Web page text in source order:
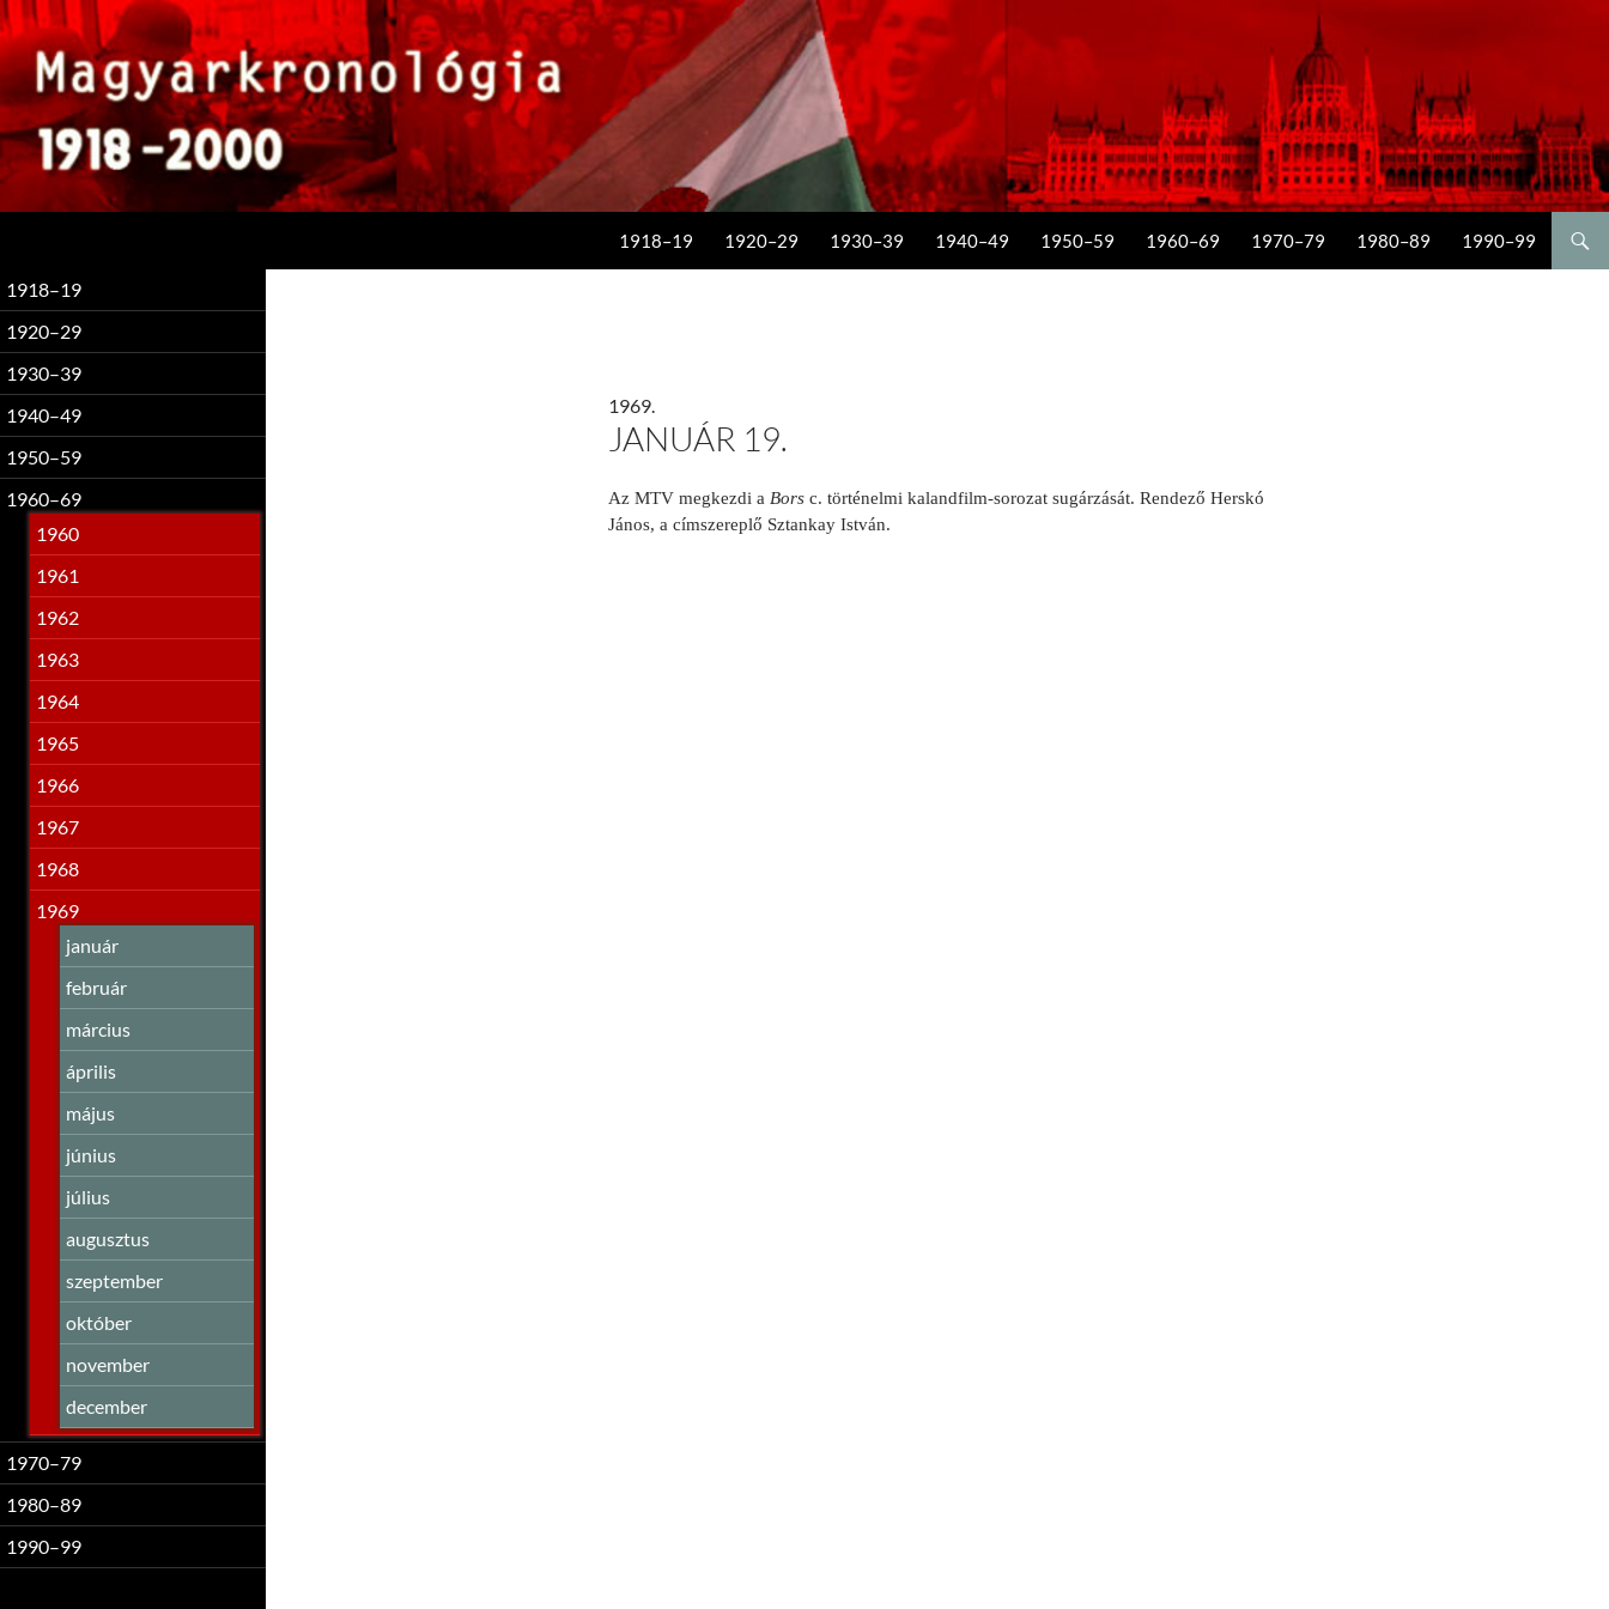
1918–19 1920–29 1930–39 1940–49 1950–59 1960–69 1970–79 1980–89 1990–99
1969.
JANUÁR 19.
Az MTV megkezdi a Bors c. történelmi kalandfilm-sorozat sugárzását. Rendező Herskó
János, a címszereplő Sztankay István.
1918–19
1920–29
1930–39
1940–49
1950–59
1960–69
1960
1961
1962
1963
1964
1965
1966
1967
1968
1969
január
február
március
április
május
június
július
augusztus
szeptember
október
november
december
1970–79
1980–89
1990–99